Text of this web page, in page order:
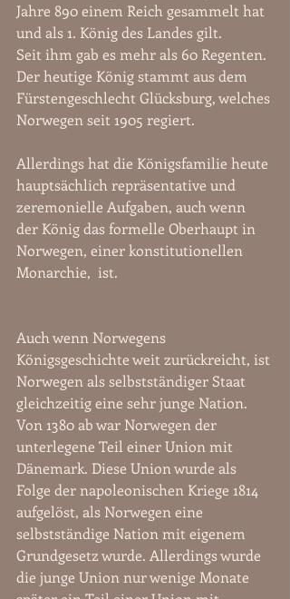
Jahre 890 einem Reich gesammelt hat
und als 1. König des Landes gilt.
Seit ihm gab es mehr als 60 Regenten.
Der heutige König stammt aus dem
Fürstengeschlecht Glücksburg, welches
Norwegen seit 1905 regiert.
Allerdings hat die Königsfamilie heute
hauptsächlich repräsentative und
zeremonielle Aufgaben, auch wenn
der König das formelle Oberhaupt in
Norwegen, einer konstitutionellen
Monarchie,  ist.
Auch wenn Norwegens
Königsgeschichte weit zurückreicht, ist
Norwegen als selbstständiger Staat
gleichzeitig eine sehr junge Nation.
Von 1380 ab war Norwegen der
unterlegene Teil einer Union mit
Dänemark. Diese Union wurde als
Folge der napoleonischen Kriege 1814
aufgelöst, als Norwegen eine
selbstständige Nation mit eigenem
Grundgesetz wurde. Allerdings wurde
die junge Union nur wenige Monate